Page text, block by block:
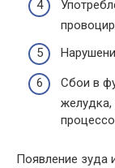
Сбои в
Появление зуда